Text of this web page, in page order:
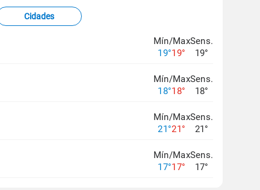
Cidades
Mín/Max
19°19°
Sens.
19°
Mín/Max
18°18°
Sens.
18°
Mín/Max
21°21°
Sens.
21°
Mín/Max
17°17°
Sens.
17°